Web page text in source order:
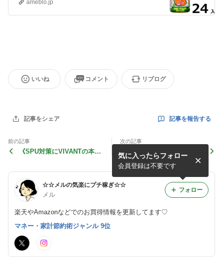
ameblo.jp
いいね コメント リブログ
記事をシェア 記事を報告する
前の記事
《SPU対策にVIVANTの本》
次の記事
《安っ》オーガランドのサプ
リ1ヶ月分100円、FANCL泡
だてネット、ミンティアなど
☆☆メルの気楽にプチ稼ぎ☆☆
メル
楽天やAmazonなどでのお買得情報を更新してます♡
気に入ったらフォロー
会員登録は不要です
フォロー
マネー・家計節約術ジャンル 9位